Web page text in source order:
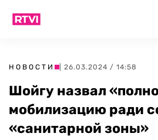
НОВОСТИ | 26.03.2024 / 14:58
Шойгу назвал
мобилизацию ради
«санитарной зоны»